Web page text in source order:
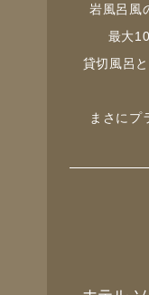
岩風呂風
最大
貸切風呂
まさにプ